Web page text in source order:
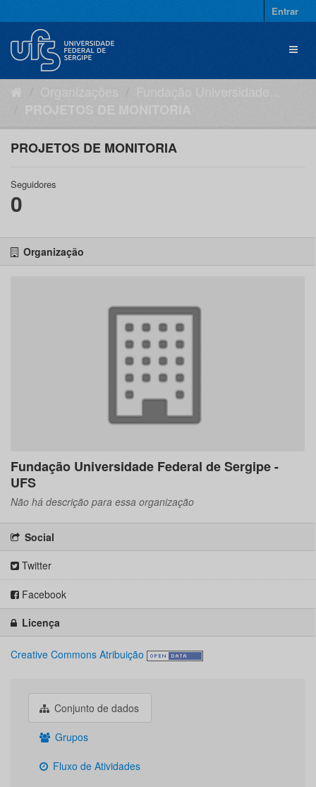
para
conteúdo
Entrar
PROJETOS DE MONITORIA
Seguidores
0
Organização
Fundação Universidade Federal de Sergipe -
UFS
Não há descrição para essa organização
Social
Twitter
Facebook
Licença
Creative Commons Atribuição
Conjunto de dados
Grupos
Fluxo de Atividades